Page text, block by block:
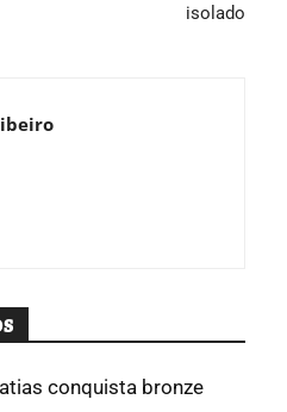
isolado
conquista bronze